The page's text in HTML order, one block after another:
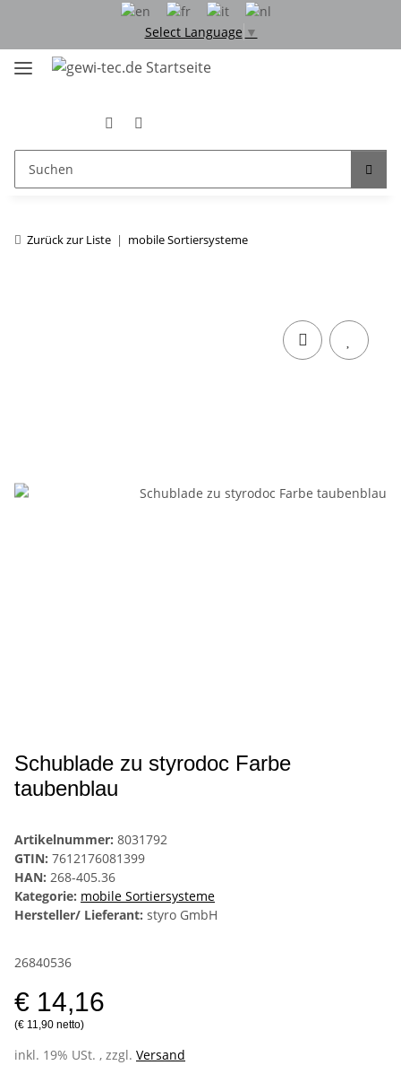
Select Language ▼
Zurück zur Liste mobile Sortiersysteme
Schublade zu styrodoc Farbe
taubenblau
Artikelnummer: 8031792
GTIN: 7612176081399
HAN: 268-405.36
Kategorie: mobile Sortiersysteme
Hersteller/ Lieferant: styro GmbH
26840536
€ 14,16
(€ 11,90 netto)
inkl. 19% USt. , zzgl. Versand